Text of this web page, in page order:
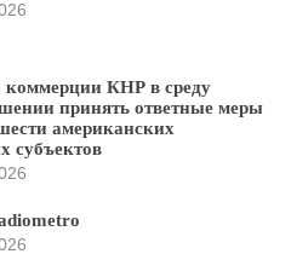
коммерции КНР в среду
принять ответные меры
американских
субъектов